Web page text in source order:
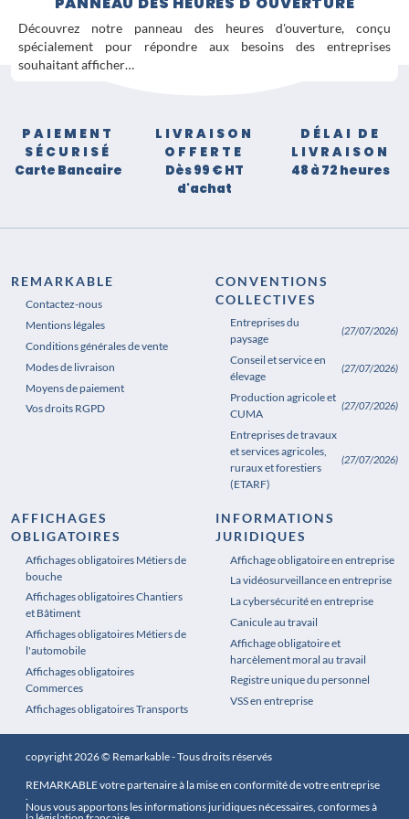
Découvrez notre panneau des heures d'ouverture, conçu
spécialement pour répondre aux besoins des entreprises
souhaitant afficher…
PAIEMENT
SÉCURISÉ
Carte Bancaire
LIVRAISON
OFFERTE
Dès 99 € HT
d'achat
DÉLAI DE
LIVRAISON
48 à 72 heures
REMARKABLE
Contactez-nous
Mentions légales
Conditions générales de vente
Modes de livraison
Moyens de paiement
Vos droits RGPD
CONVENTIONS
COLLECTIVES
Entreprises du
paysage
(27/07/2026)
Conseil et service en
élevage
(27/07/2026)
Production agricole et
CUMA
(27/07/2026)
Entreprises de travaux
et services agricoles,
ruraux et forestiers
(ETARF)
(27/07/2026)
AFFICHAGES
OBLIGATOIRES
Affichages obligatoires Métiers de
bouche
Affichages obligatoires Chantiers
et Bâtiment
Affichages obligatoires Métiers de
l'automobile
Affichages obligatoires
Commerces
Affichages obligatoires Transports
Affichages obligatoires Pharmacie
INFORMATIONS
JURIDIQUES
Affichage obligatoire en entreprise
La vidéosurveillance en entreprise
La cybersécurité en entreprise
Canicule au travail
Affichage obligatoire et
harcèlement moral au travail
Registre unique du personnel
VSS en entreprise
copyright 2026 © Remarkable - Tous droits réservés
REMARKABLE votre partenaire à la mise en conformité de votre entreprise
.
Nous vous apportons les informations juridiques nécessaires, conformes à